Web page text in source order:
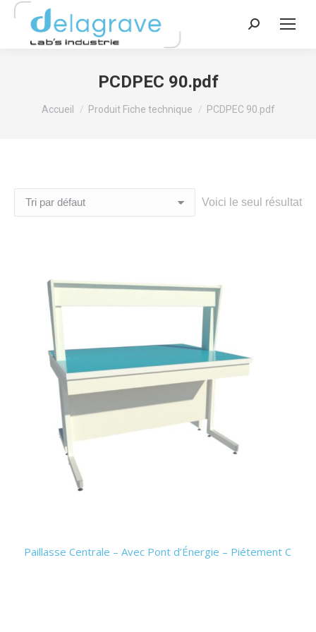
Recherche
PCDPEC 90.pdf
Vous êtes ici :
Accueil Produit Fiche technique PCDPEC 90.pdf
Voici le seul résultat
Paillasse Centrale – Avec Pont d’Énergie – Piétement C